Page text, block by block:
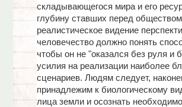
складывающегося мира и его
глубину ставших перед
реалистическое видение
человечество должно понять
чтобы он не "оказался без руля и
усилия на реализации наиболее
сценариев. Людям следует,
принадлежим к биологическому
лица земли и осознать